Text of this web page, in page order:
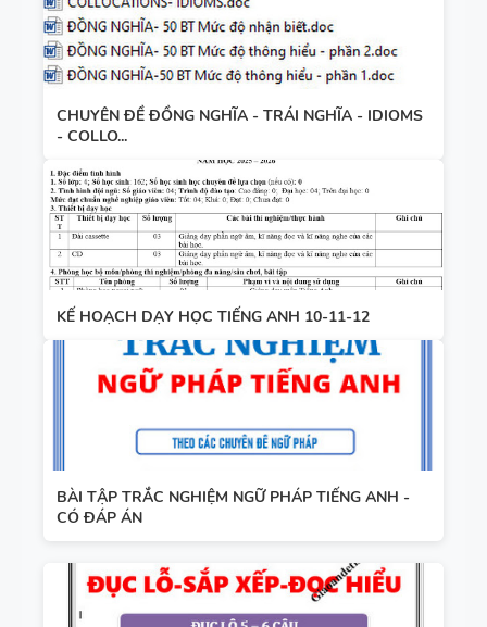
CHUYÊN ĐỀ ĐỒNG NGHĨA - TRÁI NGHĨA - IDIOMS
- COLLO...
KẾ HOẠCH DẠY HỌC TIẾNG ANH 10-11-12
BÀI TẬP TRẮC NGHIỆM NGỮ PHÁP TIẾNG ANH -
CÓ ĐÁP ÁN